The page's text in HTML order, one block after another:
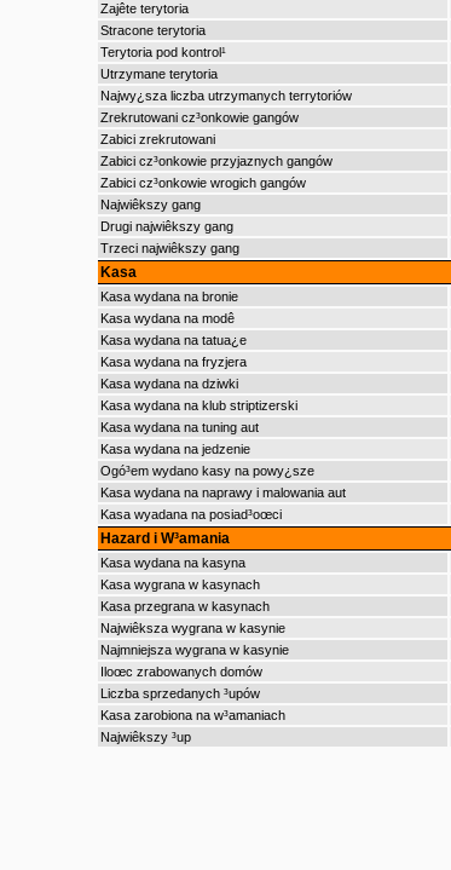
Zajête terytoria
Stracone terytoria
Terytoria pod kontrol¹
Utrzymane terytoria
Najwy¿sza liczba utrzymanych terrytoriów
Zrekrutowani cz³onkowie gangów
Zabici zrekrutowani
Zabici cz³onkowie przyjaznych gangów
Zabici cz³onkowie wrogich gangów
Najwiêkszy gang
Drugi najwiêkszy gang
Trzeci najwiêkszy gang
Kasa
Kasa wydana na bronie
Kasa wydana na modê
Kasa wydana na tatua¿e
Kasa wydana na fryzjera
Kasa wydana na dziwki
Kasa wydana na klub striptizerski
Kasa wydana na tuning aut
Kasa wydana na jedzenie
Ogó³em wydano kasy na powy¿sze
Kasa wydana na naprawy i malowania aut
Kasa wyadana na posiad³oœci
Hazard i W³amania
Kasa wydana na kasyna
Kasa wygrana w kasynach
Kasa przegrana w kasynach
Najwiêksza wygrana w kasynie
Najmniejsza wygrana w kasynie
Iloœc zrabowanych domów
Liczba sprzedanych ³upów
Kasa zarobiona na w³amaniach
Najwiêkszy ³up